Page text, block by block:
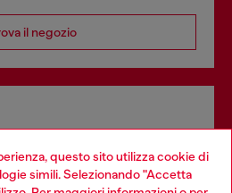
questo sito utilizza cookie di
simili. Selezionando "Accetta
il negozio
sostiene progetti concreti per
ed emergenze in tutto il mondo.